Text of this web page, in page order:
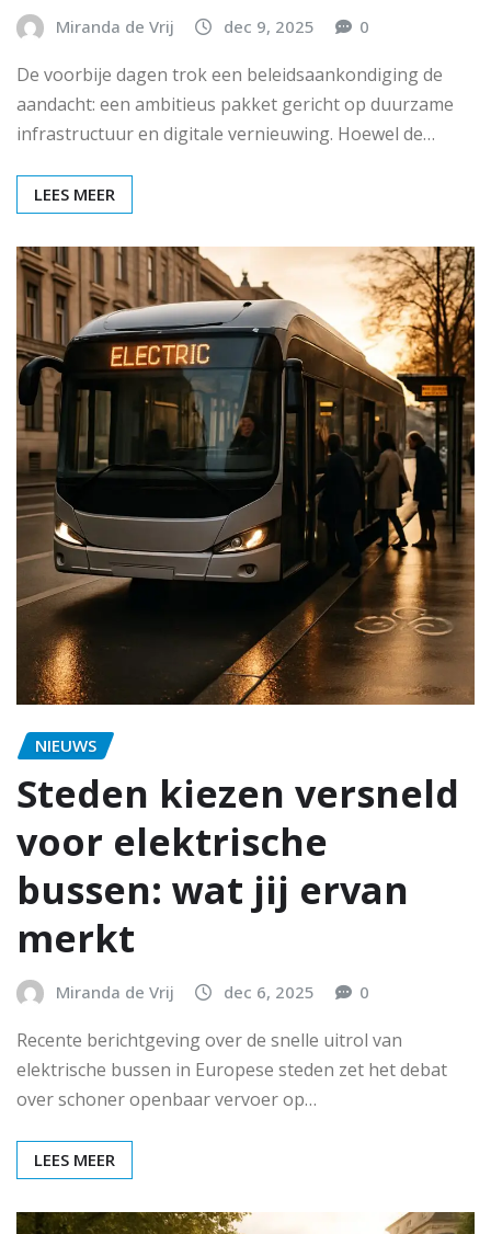
Miranda de Vrij dec 9, 2025 0
De voorbije dagen trok een beleidsaankondiging de
aandacht: een ambitieus pakket gericht op duurzame
infrastructuur en digitale vernieuwing. Hoewel de…
LEES MEER
NIEUWS
Steden kiezen versneld
voor elektrische
bussen: wat jij ervan
merkt
Miranda de Vrij dec 6, 2025 0
Recente berichtgeving over de snelle uitrol van
elektrische bussen in Europese steden zet het debat
over schoner openbaar vervoer op…
LEES MEER